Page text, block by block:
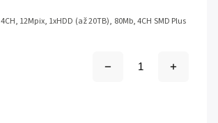
4CH, 12Mpix, 1xHDD (až 20TB), 80Mb, 4CH SMD Plus